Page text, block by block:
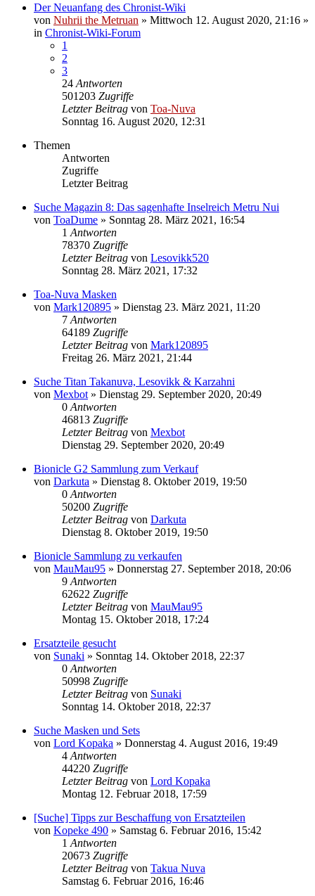
Der Neuanfang des Chronist-Wiki
von Nuhrii the Metruan » Mittwoch 12. August 2020, 21:16 »
in Chronist-Wiki-Forum
1
2
3
24 Antworten
501203 Zugriffe
Letzter Beitrag von Toa-Nuva
Sonntag 16. August 2020, 12:31
Themen
Antworten
Zugriffe
Letzter Beitrag
Suche Magazin 8: Das sagenhafte Inselreich Metru Nui
von ToaDume » Sonntag 28. März 2021, 16:54
1 Antworten
78370 Zugriffe
Letzter Beitrag von Lesovikk520
Sonntag 28. März 2021, 17:32
Toa-Nuva Masken
von Mark120895 » Dienstag 23. März 2021, 11:20
7 Antworten
64189 Zugriffe
Letzter Beitrag von Mark120895
Freitag 26. März 2021, 21:44
Suche Titan Takanuva, Lesovikk & Karzahni
von Mexbot » Dienstag 29. September 2020, 20:49
0 Antworten
46813 Zugriffe
Letzter Beitrag von Mexbot
Dienstag 29. September 2020, 20:49
Bionicle G2 Sammlung zum Verkauf
von Darkuta » Dienstag 8. Oktober 2019, 19:50
0 Antworten
50200 Zugriffe
Letzter Beitrag von Darkuta
Dienstag 8. Oktober 2019, 19:50
Bionicle Sammlung zu verkaufen
von MauMau95 » Donnerstag 27. September 2018, 20:06
9 Antworten
62622 Zugriffe
Letzter Beitrag von MauMau95
Montag 15. Oktober 2018, 17:24
Ersatzteile gesucht
von Sunaki » Sonntag 14. Oktober 2018, 22:37
0 Antworten
50998 Zugriffe
Letzter Beitrag von Sunaki
Sonntag 14. Oktober 2018, 22:37
Suche Masken und Sets
von Lord Kopaka » Donnerstag 4. August 2016, 19:49
4 Antworten
44220 Zugriffe
Letzter Beitrag von Lord Kopaka
Montag 12. Februar 2018, 17:59
[Suche] Tipps zur Beschaffung von Ersatzteilen
von Kopeke 490 » Samstag 6. Februar 2016, 15:42
1 Antworten
20673 Zugriffe
Letzter Beitrag von Takua Nuva
Samstag 6. Februar 2016, 16:46